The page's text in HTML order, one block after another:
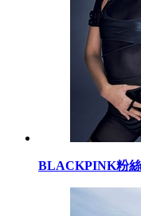
BLACKPINK粉